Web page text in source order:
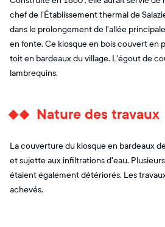
chef de l’Établissement thermal de
dans le prolongement de l'allée
en fonte. Ce kiosque en bois couvert en
toit en bardeaux du village. L'égout de
lambrequins.
Nature des travaux
La couverture du kiosque en bardeaux
et sujette aux infiltrations d'eau.
étaient également détériorés. Les
achevés.